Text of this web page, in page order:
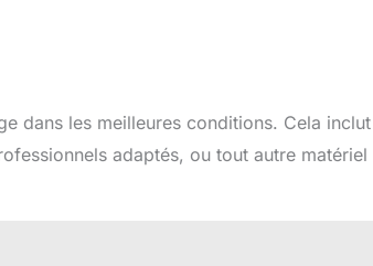
dans les meilleures conditions. Cela
adaptés, ou tout autre matériel